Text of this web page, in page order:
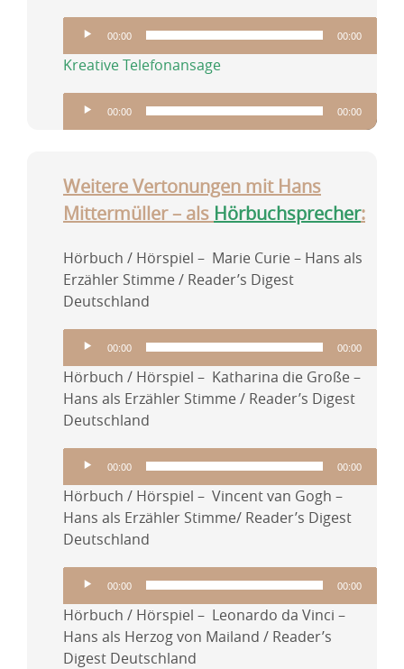
Audio-
Player
00:00 00:00
Kreative Telefonansage
Audio-
Player
00:00 00:00
Weitere Vertonungen mit Hans
Mittermüller – als Hörbuchsprecher:
Hörbuch / Hörspiel – Marie Curie – Hans als
Erzähler Stimme / Reader’s Digest
Deutschland
Audio-
Player
00:00 00:00
Hörbuch / Hörspiel – Katharina die Große –
Hans als Erzähler Stimme / Reader’s Digest
Deutschland
Audio-
Player
00:00 00:00
Hörbuch / Hörspiel – Vincent van Gogh –
Hans als Erzähler Stimme/ Reader’s Digest
Deutschland
Audio-
Player
00:00 00:00
Hörbuch / Hörspiel – Leonardo da Vinci –
Hans als Herzog von Mailand / Reader’s
Digest Deutschland